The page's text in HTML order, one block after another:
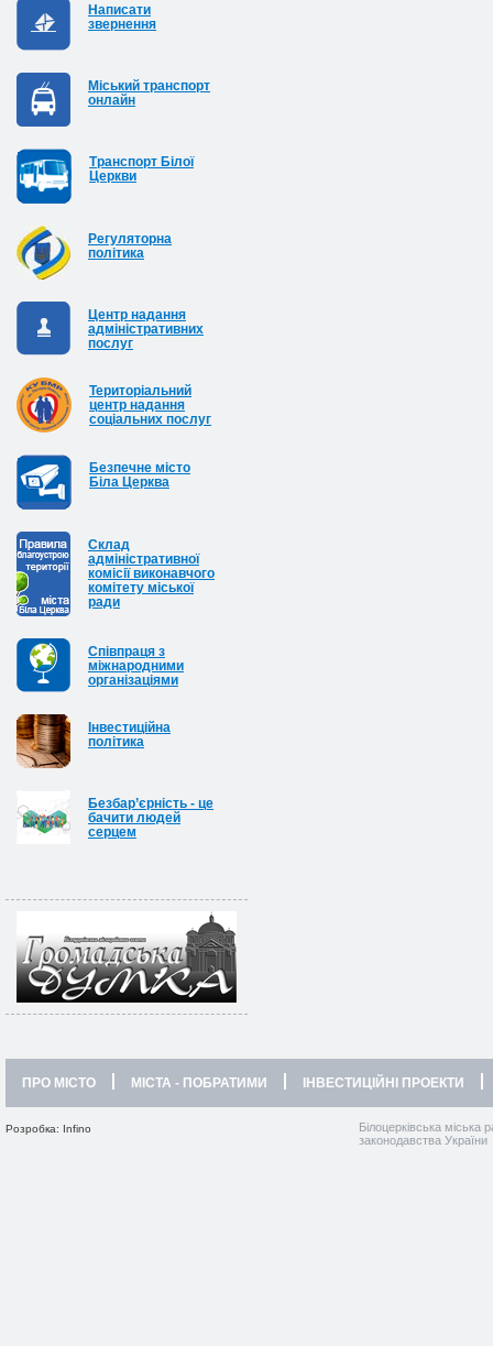
Написати
звернення
Міський транспорт
онлайн
Транспорт Білої
Церкви
Регуляторна
політика
Центр надання
адміністративних
послуг
Територіальний
центр надання
соціальних послуг
Безпечне місто
Біла Церква
Cклад
адміністративної
комісії виконавчого
комітету міської
ради
Співпраця з
міжнародними
організаціями
Інвестиційна
політика
Безбар’єрність - це
бачити людей
серцем
ПРО МІСТО МІСТА - ПОБРАТИМИ ІНВЕСТИЦІЙНІ ПРОЕКТИ
Розробка: Infino
Білоцерківська міська
законодавства України